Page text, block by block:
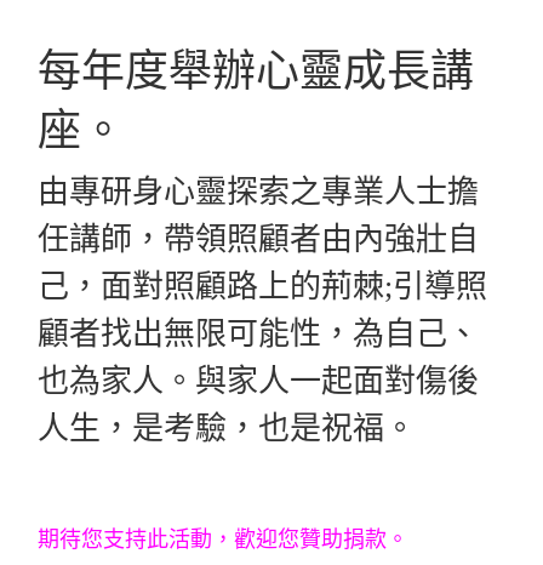
每年度舉辦心靈成長講
座。
由專研身心靈探索之專業人士擔
任講師， 帶領照顧者由內強壯自
己，面對照顧路上的荊棘;引導照
顧者找出無限可能性，為自己、
也為家人。 與家人一起面對傷後
人生，是考驗，也是祝福。
期待您支持此活動，歡迎您贊助捐款。